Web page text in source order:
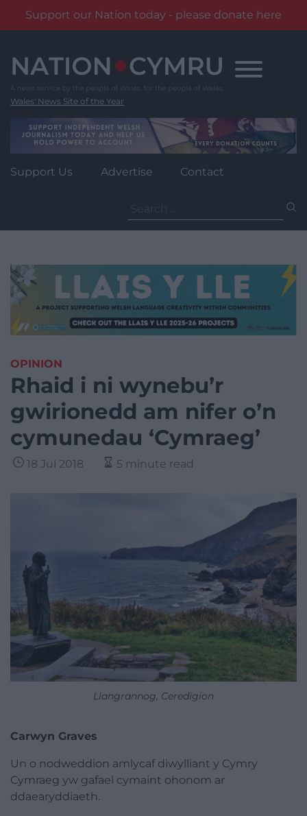
Support our Nation today - please donate here
content
Wales' News Site of the Year
Support Us Advertise Contact
for:
OPINION
Rhaid i ni wynebu’r
gwirionedd am nifer o’n
cymunedau ‘Cymraeg’
18 Jul 2018 5 minute read
Llangrannog, Ceredigion
Carwyn Graves
Un o nodweddion amlycaf diwylliant y Cymry
Cymraeg yw gafael cymaint ohonom ar
ddaearyddiaeth.